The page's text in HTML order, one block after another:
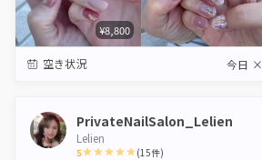
¥8,800
空き状況 今日 ×
PrivateNailSalon_Lelien
Lelien
5 (15件)